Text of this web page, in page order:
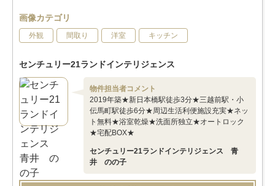
画像カテゴリ
外観 間取り 洋室 キッチン
センチュリー21ランドインテリジェンス
物件担当者コメント
2019年築★新日本橋駅徒歩3分★三越前駅・小
伝馬町駅徒歩6分★周辺生活利便施設充実★ネッ
ト無料★浴室乾燥★洗面所独立★オートロック
★宅配BOX★
センチュリー21ランドインテリジェンス 青
井 のの子